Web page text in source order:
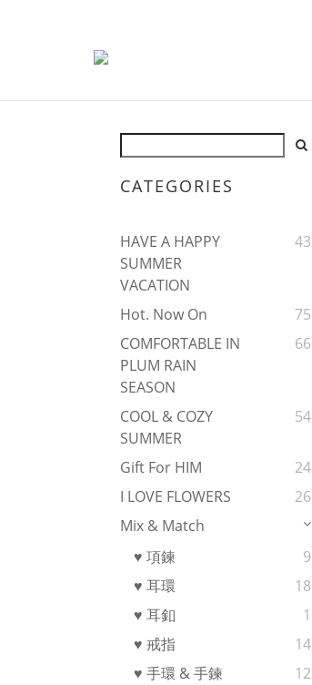
CATEGORIES
HAVE A HAPPY
SUMMER
VACATION
43
Hot. Now On
75
COMFORTABLE IN
PLUM RAIN
SEASON
66
COOL & COZY
SUMMER
54
Gift For HIM
24
I LOVE FLOWERS
26
Mix & Match
♥ 項鍊
9
♥ 耳環
18
♥ 耳釦
1
♥ 戒指
14
♥ 手環 & 手鍊
12